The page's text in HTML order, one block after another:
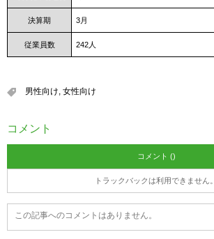
決算期 3月
従業員数 242人
男性向け, 女性向け
コメント
コメント ()
トラックバックは利用できません。
この記事へのコメントはありません。